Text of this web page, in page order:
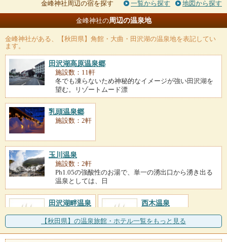
金峰神社周辺の宿を探す 一覧から探す 地図から探す
金峰神社の周辺の温泉地
金峰神社がある、【秋田県】角館・大曲・田沢湖の温泉地を表記してい
ます。
田沢湖高原温泉郷
施設数：11軒
冬でも凍らないため神秘的なイメージが強い田沢湖を
望む。リゾートムード漂
乳頭温泉郷
施設数：2軒
玉川温泉
施設数：2軒
Ph1.05の強酸性のお湯で、単一の湧出口から湧き出る
温泉としては、日
田沢湖畔温泉 西木温泉
【秋田県】の温泉旅館・ホテル一覧をもっと見る